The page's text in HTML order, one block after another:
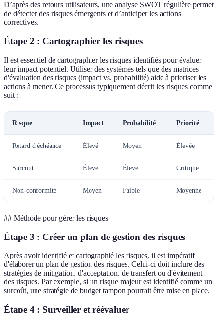
D’après des retours utilisateurs, une analyse SWOT régulière permet
de détecter des risques émergents et d’anticiper les actions
correctives.
Étape 2 : Cartographier les risques
Il est essentiel de cartographier les risques identifiés pour évaluer
leur impact potentiel. Utiliser des systèmes tels que des matrices
d'évaluation des risques (impact vs. probabilité) aide à prioriser les
actions à mener. Ce processus typiquement décrit les risques comme
suit :
Risque Impact Probabilité Priorité
Retard d'échéance Élevé Moyen Élevée
Surcoût Élevé Élevé Critique
Non-conformité Moyen Faible Moyenne
## Méthode pour gérer les risques
Étape 3 : Créer un plan de gestion des risques
Après avoir identifié et cartographié les risques, il est impératif
d'élaborer un plan de gestion des risques. Celui-ci doit inclure des
stratégies de mitigation, d'acceptation, de transfert ou d'évitement
des risques. Par exemple, si un risque majeur est identifié comme un
surcoût, une stratégie de budget tampon pourrait être mise en place.
Étape 4 : Surveiller et réévaluer